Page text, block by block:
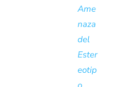
Ame
naza
del
Ester
eotip